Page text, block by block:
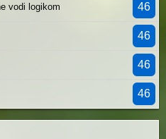
vodi logikom 46
46
46
46